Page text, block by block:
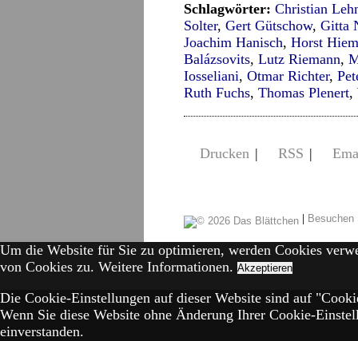
Schlagwörter: Christian
Solter, Gert Gütschow, Gitta
Joachim Hanisch, Horst
Balázsovits, Lutz Riemann,
Iosseliani, Otmar Richter,
Ruth Fuchs, Thomas Plenert,
Drucken | RSS |
|
Um die Website für Sie zu optimieren, werden Cookies
von Cookies zu. Weitere Informationen. Akzeptieren
Die Cookie-Einstellungen auf dieser Website sind auf
Wenn Sie diese Website ohne Änderung Ihrer Cookie-
einverstanden.